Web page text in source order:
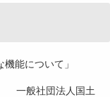
機能について」
一般社団法人国土